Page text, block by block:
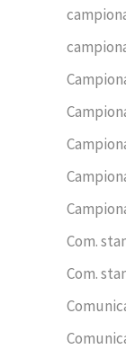
Com.
Com.